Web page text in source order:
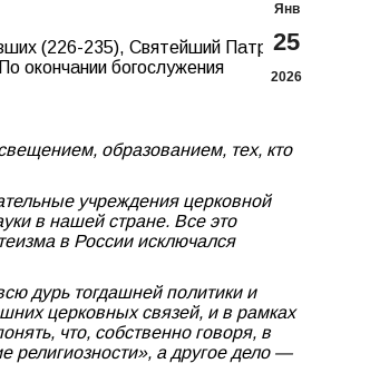
Янв
25
2026
(226-235), Святейший Патриарх
окончании богослужения
образованием, тех, кто
учреждения церковной
в нашей стране. Все это
в России исключался
дурь тогдашней политики и
церковных связей, и в рамках
что, собственно говоря, в
религиозности», а другое дело —